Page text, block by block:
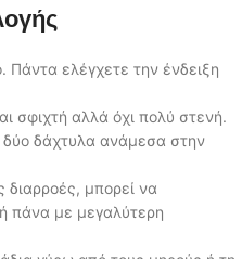
Πάντα ελέγχετε την ένδειξη
σφιχτή αλλά όχι πολύ στενή.
δάχτυλα ανάμεσα στην
διαρροές, μπορεί να
πάνα με μεγαλύτερη